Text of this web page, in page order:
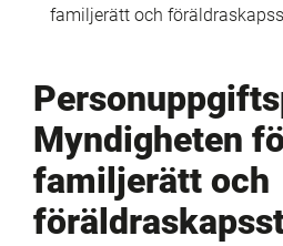
familjerätt och
Myndigheten
familjerätt och